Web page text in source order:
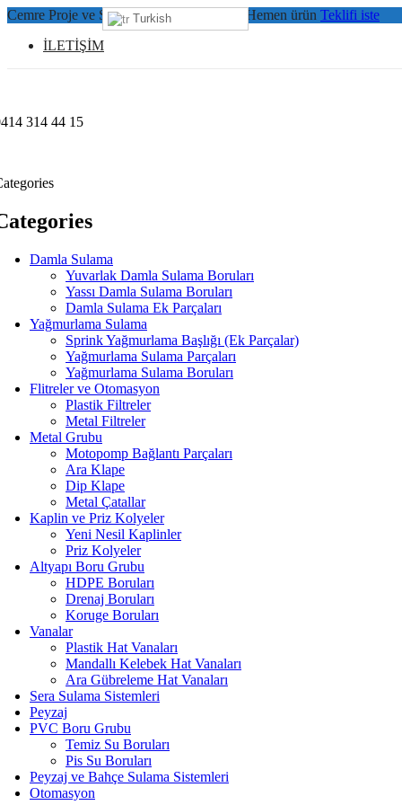
Cemre Proje ve Sulama Sistemleri Ltd.Şti Hemen ürün Teklifi iste
İLETİŞİM
314 44 15
Damla Sulama
Yuvarlak Damla Sulama Boruları
Yassı Damla Sulama Boruları
Damla Sulama Ek Parçaları
Yağmurlama Sulama
Sprink Yağmurlama Başlığı (Ek Parçalar)
Yağmurlama Sulama Parçaları
Yağmurlama Sulama Boruları
Flitreler ve Otomasyon
Plastik Filtreler
Metal Filtreler
Metal Grubu
Motopomp Bağlantı Parçaları
Ara Klape
Dip Klape
Metal Çatallar
Kaplin ve Priz Kolyeler
Yeni Nesil Kaplinler
Priz Kolyeler
Altyapı Boru Grubu
HDPE Boruları
Drenaj Boruları
Koruge Boruları
Vanalar
Plastik Hat Vanaları
Mandallı Kelebek Hat Vanaları
Ara Gübreleme Hat Vanaları
Sera Sulama Sistemleri
Peyzaj
PVC Boru Grubu
Temiz Su Boruları
Pis Su Boruları
Peyzaj ve Bahçe Sulama Sistemleri
Otomasyon
Turkish